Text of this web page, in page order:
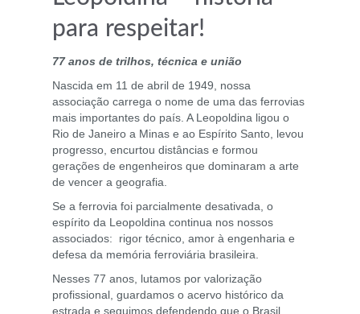
para respeitar!
77 anos de trilhos, técnica e união
Nascida em 11 de abril de 1949, nossa
associação carrega o nome de uma das ferrovias
mais importantes do país. A Leopoldina ligou o
Rio de Janeiro a Minas e ao Espírito Santo, levou
progresso, encurtou distâncias e formou
gerações de engenheiros que dominaram a arte
de vencer a geografia.
Se a ferrovia foi parcialmente desativada, o
espírito da Leopoldina continua nos nossos
associados: rigor técnico, amor à engenharia e
defesa da memória ferroviária brasileira.
Nesses 77 anos, lutamos por valorização
profissional, guardamos o acervo histórico da
estrada e seguimos defendendo que o Brasil